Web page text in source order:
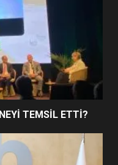
TÜRKİYE
TEMSİL ETTİ?